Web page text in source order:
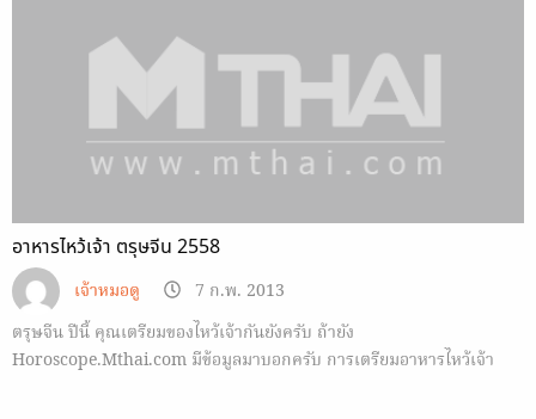
อาหารไหว้เจ้า ตรุษจีน 2558
เจ้าหมอดู
7 ก.พ. 2013
ตรุษจีน ปีนี้ คุณเตรียมของไหว้เจ้ากันยังครับ ถ้ายัง
Horoscope.Mthai.com มีข้อมูลมาบอกครับ การเตรียมอาหารไหว้เจ้า